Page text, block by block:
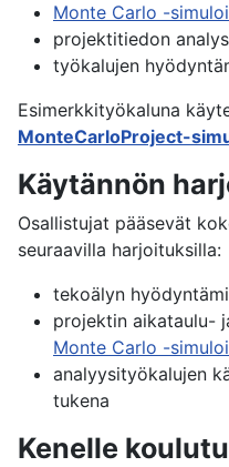
Monte Carlo -
projektitiedon
työkalujen
Esimerkkityökaluna
MonteCarloProject-
Käytännön
Osallistujat pääsevät
seuraavilla harjoituksilla:
tekoälyn
projektin aikataulu-
Monte Carlo -
analyysityökalujen
tukena
Kenelle